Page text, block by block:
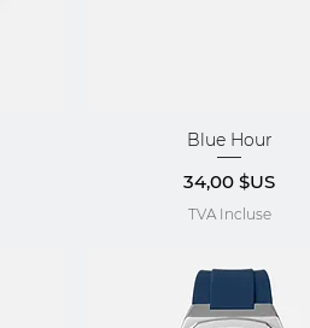
Aperçu rapide
Blue Hour
Prix
34,00 $US
TVA Incluse